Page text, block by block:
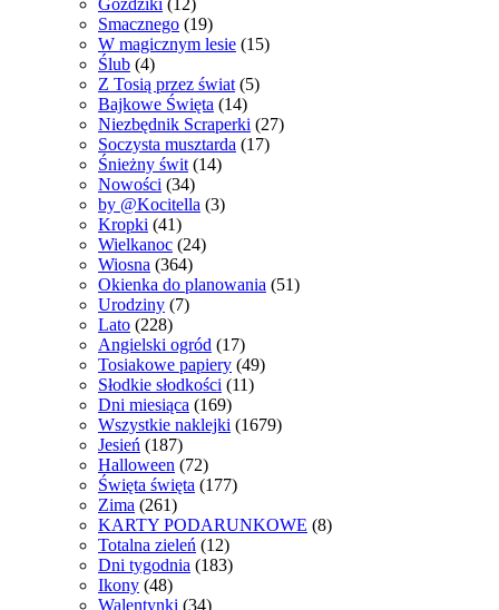
Smacznego (19)
W magicznym lesie (15)
Ślub (4)
Z Tosią przez świat (5)
Bajkowe Święta (14)
Niezbędnik Scraperki (27)
Soczysta musztarda (17)
Śnieżny świt (14)
Nowości (34)
by @Kocitella (3)
Kropki (41)
Wielkanoc (24)
Wiosna (364)
Okienka do planowania (51)
Urodziny (7)
Lato (228)
Angielski ogród (17)
Tosiakowe papiery (49)
Słodkie słodkości (11)
Dni miesiąca (169)
Wszystkie naklejki (1679)
Jesień (187)
Halloween (72)
Święta święta (177)
Zima (261)
KARTY PODARUNKOWE (8)
Totalna zieleń (12)
Dni tygodnia (183)
Ikony (48)
Walentynki (34)